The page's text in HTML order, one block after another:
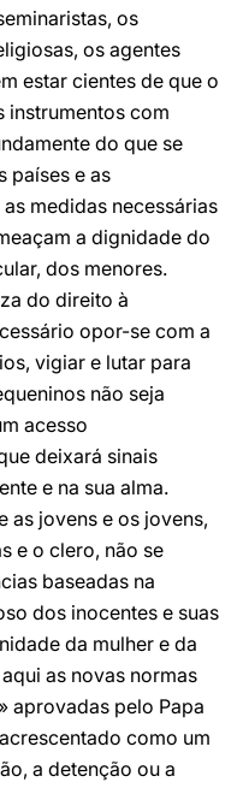
os
os agentes
estar cientes de que o
instrumentos com
do que se
países e as
medidas necessárias
a dignidade do
dos menores.
do direito à
opor-se com a
vigiar e lutar para
não seja
acesso
deixará sinais
e na sua alma.
as jovens e os jovens,
e o clero, não se
baseadas na
dos inocentes e suas
da mulher e da
as novas normas
aprovadas pelo Papa
como um
a detenção ou a